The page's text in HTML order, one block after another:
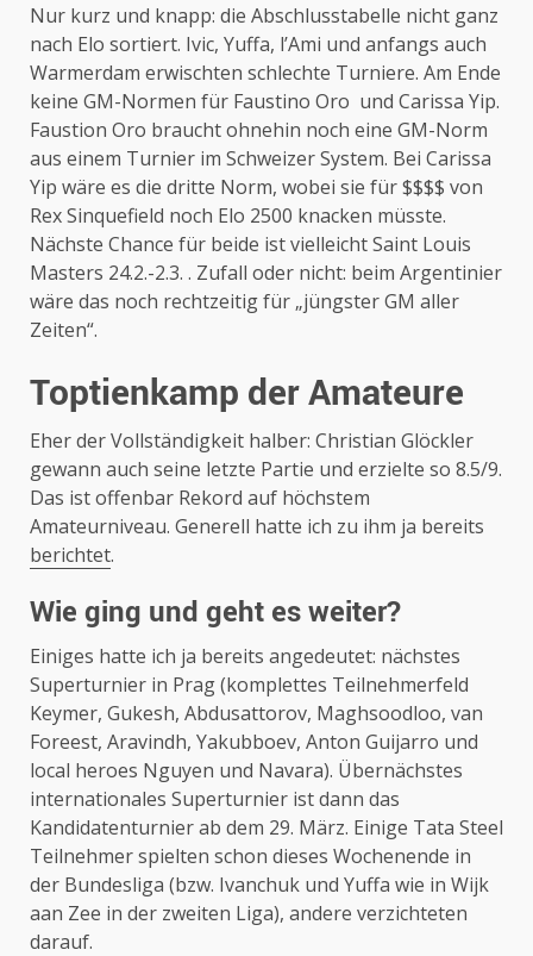
Nur kurz und knapp: die Abschlusstabelle nicht ganz
nach Elo sortiert. Ivic, Yuffa, l’Ami und anfangs auch
Warmerdam erwischten schlechte Turniere. Am Ende
keine GM-Normen für Faustino Oro und Carissa Yip.
Faustion Oro braucht ohnehin noch eine GM-Norm
aus einem Turnier im Schweizer System. Bei Carissa
Yip wäre es die dritte Norm, wobei sie für $$$$ von
Rex Sinquefield noch Elo 2500 knacken müsste.
Nächste Chance für beide ist vielleicht Saint Louis
Masters 24.2.-2.3. . Zufall oder nicht: beim Argentinier
wäre das noch rechtzeitig für „jüngster GM aller
Zeiten“.
Toptienkamp der Amateure
Eher der Vollständigkeit halber: Christian Glöckler
gewann auch seine letzte Partie und erzielte so 8.5/9.
Das ist offenbar Rekord auf höchstem
Amateurniveau. Generell hatte ich zu ihm ja bereits
berichtet.
Wie ging und geht es weiter?
Einiges hatte ich ja bereits angedeutet: nächstes
Superturnier in Prag (komplettes Teilnehmerfeld
Keymer, Gukesh, Abdusattorov, Maghsoodloo, van
Foreest, Aravindh, Yakubboev, Anton Guijarro und
local heroes Nguyen und Navara). Übernächstes
internationales Superturnier ist dann das
Kandidatenturnier ab dem 29. März. Einige Tata Steel
Teilnehmer spielten schon dieses Wochenende in
der Bundesliga (bzw. Ivanchuk und Yuffa wie in Wijk
aan Zee in der zweiten Liga), andere verzichteten
darauf.